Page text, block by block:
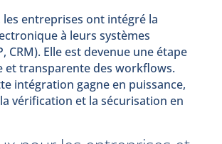
les entreprises ont intégré la
à leurs systèmes
CRM). Elle est devenue une étape
et transparente des workflows.
intégration gagne en puissance,
vérification et la sécurisation en